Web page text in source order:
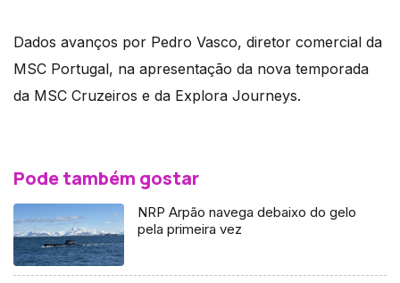
Dados avanços por Pedro Vasco, diretor comercial da
MSC Portugal, na apresentação da nova temporada
da MSC Cruzeiros e da Explora Journeys.
Pode também gostar
NRP Arpão navega debaixo do gelo
pela primeira vez